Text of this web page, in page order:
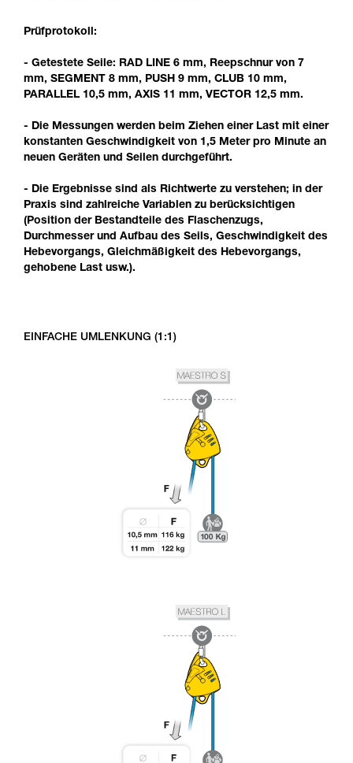
Sie ihn eigenständig durchführen.
verbundenen Techniken. Möglicherweise gibt es
noch andere Techniken, die hier nicht
beschrieben werden.
Prüfprotokoll:
- Getestete Seile: RAD LINE 6 mm, Reepschnur von 7
mm, SEGMENT 8 mm, PUSH 9 mm, CLUB 10 mm,
PARALLEL 10,5 mm, AXIS 11 mm, VECTOR 12,5 mm.
- Die Messungen werden beim Ziehen einer Last mit einer
konstanten Geschwindigkeit von 1,5 Meter pro Minute an
neuen Geräten und Seilen durchgeführt.
- Die Ergebnisse sind als Richtwerte zu verstehen; in der
Praxis sind zahlreiche Variablen zu berücksichtigen
(Position der Bestandteile des Flaschenzugs,
Durchmesser und Aufbau des Seils, Geschwindigkeit des
Hebevorgangs, Gleichmäßigkeit des Hebevorgangs,
gehobene Last usw.).
EINFACHE UMLENKUNG (1:1)